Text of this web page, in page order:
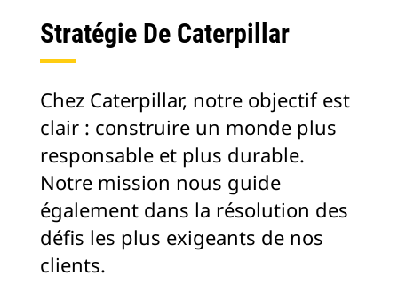
Stratégie De Caterpillar
Chez Caterpillar, notre objectif est
clair : construire un monde plus
responsable et plus durable.
Notre mission nous guide
également dans la résolution des
défis les plus exigeants de nos
clients.